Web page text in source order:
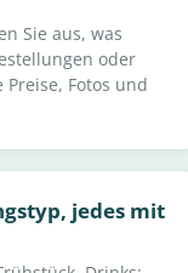
Sie aus, was
oder
Fotos und
jedes mit